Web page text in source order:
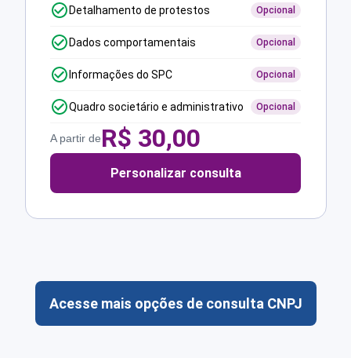
Detalhamento de protestos Opcional
Dados comportamentais Opcional
Informações do SPC Opcional
Quadro societário e administrativo Opcional
A partir deR$ 30,00
Personalizar consulta
Acesse mais opções de consulta CNPJ